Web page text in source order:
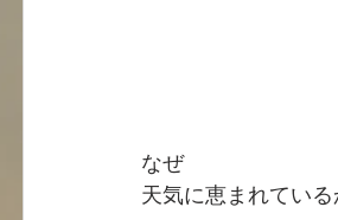
なぜ
天気に恵まれてい